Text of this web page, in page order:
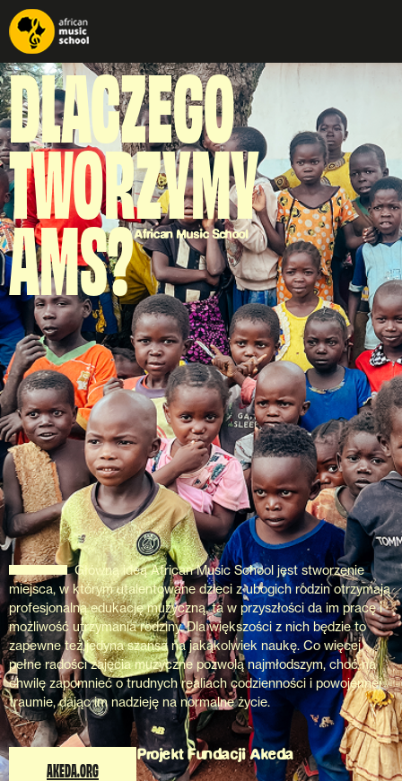
DLACZEGO
TWORZYMY
AMS?African Music School
Główną ideą African Music School jest stworzenie
miejsca, w którym utalentowane dzieci z ubogich rodzin otrzymają
profesjonalną edukację muzyczną, ta w przyszłości da im pracę i
możliwość utrzymania rodziny. Dla większości z nich będzie to
zapewne też jedyna szansa na jakąkolwiek naukę. Co więcej,
pełne radości zajęcia muzyczne pozwolą najmłodszym, choć na
chwilę zapomnieć o trudnych realiach codzienności i powojennej
traumie, dając im nadzieję na normalne życie.
AKEDA.ORG
Projekt Fundacji Akeda